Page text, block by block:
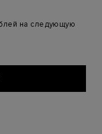
на следующую